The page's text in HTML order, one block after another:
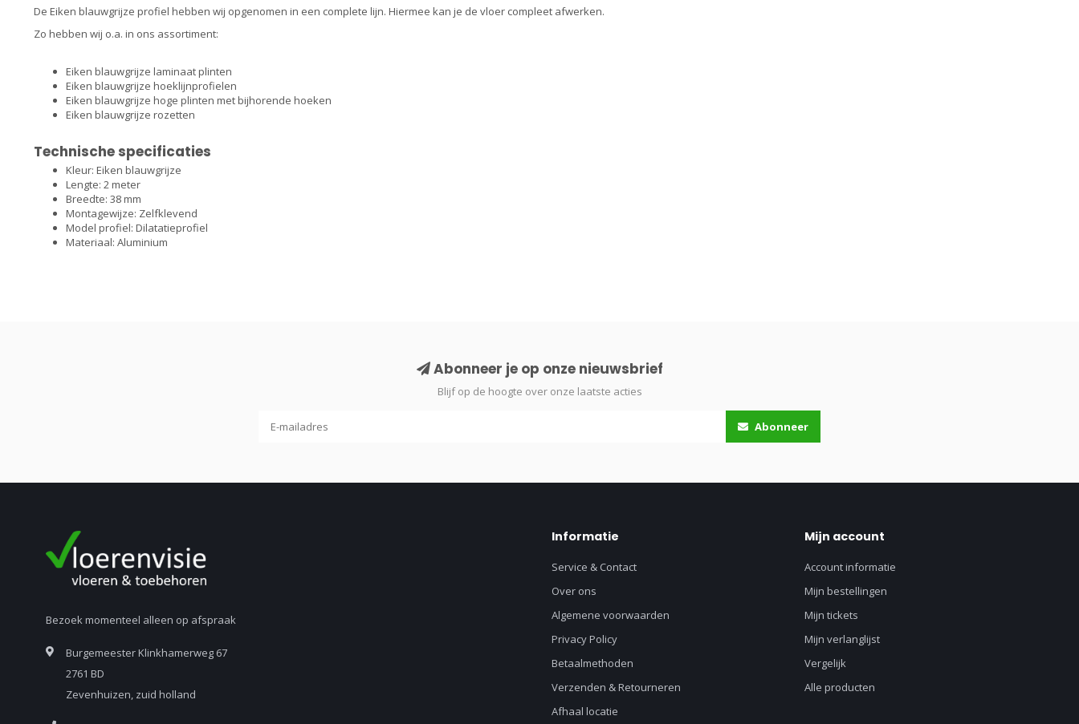
De Eiken blauwgrijze profiel hebben wij opgenomen in een complete lijn. Hiermee kan je de vloer compleet afwerken.
Zo hebben wij o.a. in ons assortiment:
Eiken blauwgrijze laminaat plinten
Eiken blauwgrijze hoeklijnprofielen
Eiken blauwgrijze hoge plinten met bijhorende hoeken
Eiken blauwgrijze rozetten
Technische specificaties
Kleur: Eiken blauwgrijze
Lengte: 2 meter
Breedte: 38 mm
Montagewijze: Zelfklevend
Model profiel: Dilatatieprofiel
Materiaal: Aluminium
Abonneer je op onze nieuwsbrief
Blijf op de hoogte over onze laatste acties
Abonneer
Bezoek momenteel alleen op afspraak
Burgemeester Klinkhamerweg 67
2761 BD
Zevenhuizen, zuid holland
Informatie
Service & Contact
Over ons
Algemene voorwaarden
Privacy Policy
Betaalmethoden
Verzenden & Retourneren
Afhaal locatie
Mijn account
Account informatie
Mijn bestellingen
Mijn tickets
Mijn verlanglijst
Vergelijk
Alle producten